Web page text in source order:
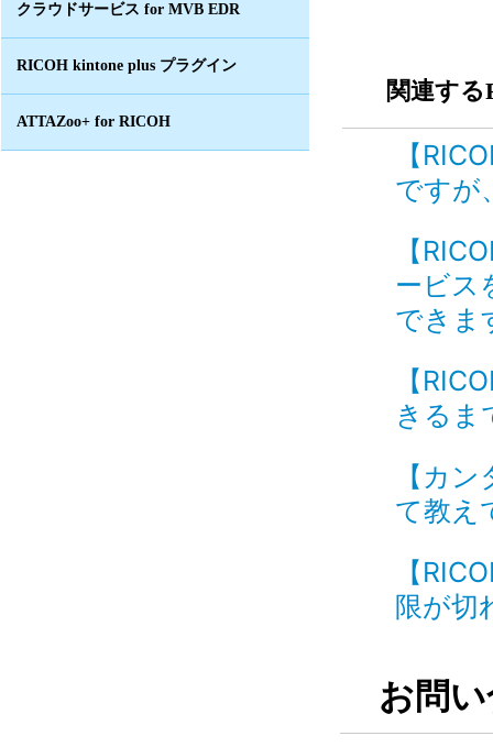
クラウドサービス for MVB EDR
RICOH kintone plus プラグイン
ATTAZoo+ for RICOH
関連する
【
ですが
【
ービス
でき
【
きる
【カ
て教
【
限が切
お問